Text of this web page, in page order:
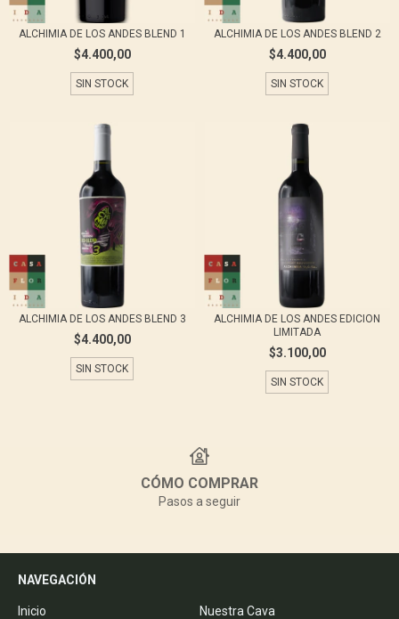
ALCHIMIA DE LOS ANDES BLEND 1
$4.400,00
SIN STOCK
ALCHIMIA DE LOS ANDES BLEND 2
$4.400,00
SIN STOCK
ALCHIMIA DE LOS ANDES BLEND 3
$4.400,00
SIN STOCK
ALCHIMIA DE LOS ANDES EDICION
LIMITADA
$3.100,00
SIN STOCK
CÓMO COMPRAR
Pasos a seguir
NAVEGACIÓN
Inicio Nuestra Cava